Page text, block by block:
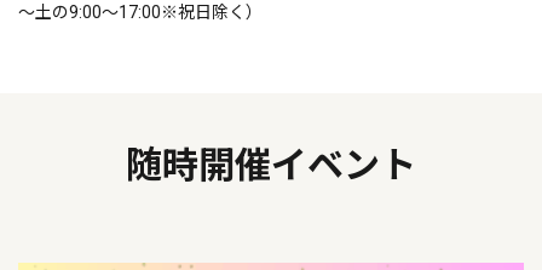
～土の9:00～17:00※祝日除く）
随時開催イベント